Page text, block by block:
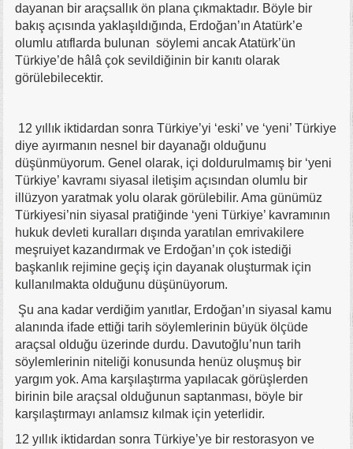
dayanan bir araçsallık ön plana çıkmaktadır. Böyle bir
bakış açısında yaklaşıldığında, Erdoğan’ın Atatürk’e
olumlu atıflarda bulunan söylemi ancak Atatürk’ün
Türkiye’de hâlâ çok sevildiğinin bir kanıtı olarak
görülebilecektir.
12 yıllık iktidardan sonra Türkiye’yi ‘eski’ ve ‘yeni’ Türkiye
diye ayırmanın nesnel bir dayanağı olduğunu
düşünmüyorum. Genel olarak, içi doldurulmamış bir ‘yeni
Türkiye’ kavramı siyasal iletişim açısından olumlu bir
illüzyon yaratmak yolu olarak görülebilir. Ama günümüz
Türkiyesi’nin siyasal pratiğinde ‘yeni Türkiye’ kavramının
hukuk devleti kuralları dışında yaratılan emrivakilere
meşruiyet kazandırmak ve Erdoğan’ın çok istediği
başkanlık rejimine geçiş için dayanak oluşturmak için
kullanılmakta olduğunu düşünüyorum.
Şu ana kadar verdiğim yanıtlar, Erdoğan’ın siyasal kamu
alanında ifade ettiği tarih söylemlerinin büyük ölçüde
araçsal olduğu üzerinde durdu. Davutoğlu’nun tarih
söylemlerinin niteliği konusunda henüz oluşmuş bir
yargım yok. Ama karşılaştırma yapılacak görüşlerden
birinin bile araçsal olduğunun saptanması, böyle bir
karşılaştırmayı anlamsız kılmak için yeterlidir.
12 yıllık iktidardan sonra Türkiye’ye bir restorasyon ve